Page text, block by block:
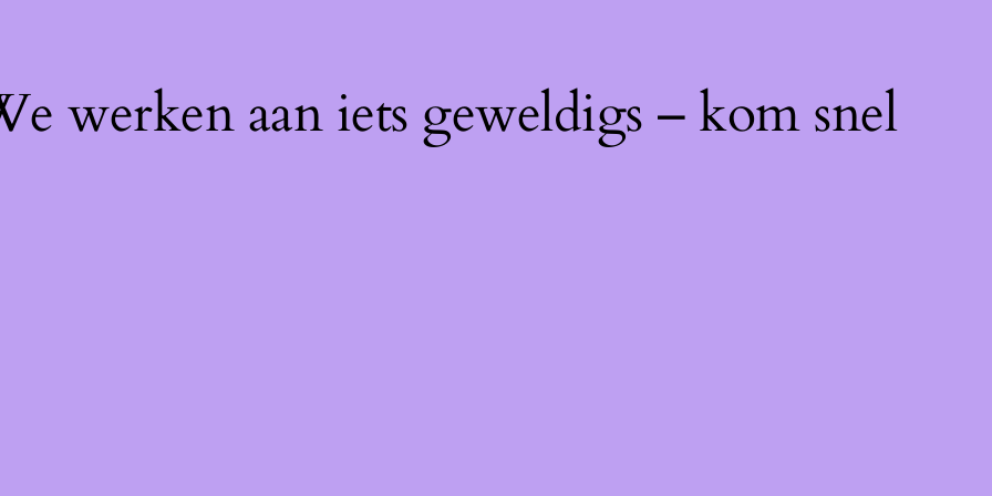
werken aan iets geweldigs – kom snel